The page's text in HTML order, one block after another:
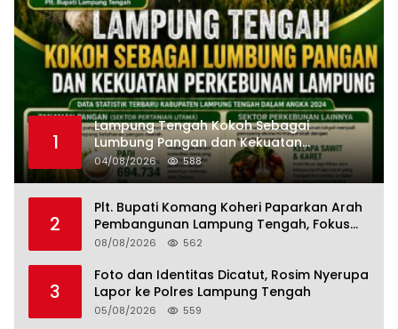
1
Lampung Tengah Kokoh Sebagai
Lumbung Pangan dan Kekuatan
Perkebunan Lampung, Komang Koheri:
Kemandirian Pangan adalah Fondasi
04/08/2026 588
2
Plt. Bupati Komang Koheri Paparkan Arah
Pembangunan Lampung Tengah, Fokus
pada SDM, Ekonomi, Infrastruktur dan
08/08/2026 562
3
Foto dan Identitas Dicatut, Rosim Nyerupa
Lapor ke Polres Lampung Tengah
05/08/2026 559